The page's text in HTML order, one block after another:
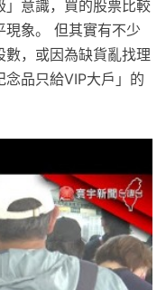
」意識，買的股票比較
現象。 但其實有不少
，或因為缺貨亂找理
品只給VIP大戶」的